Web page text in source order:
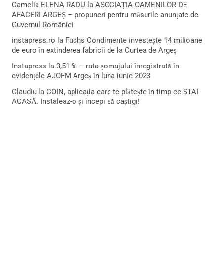
Camelia ELENA RADU la ASOCIAȚIA OAMENILOR DE
AFACERI ARGEȘ – propuneri pentru măsurile anunțate de
Guvernul României
instapress.ro la Fuchs Condimente investește 14 milioane
de euro în extinderea fabricii de la Curtea de Argeș
Instapress la 3,51 % – rata șomajului înregistrată în
evidențele AJOFM Argeș în luna iunie 2023
Claudiu la COIN, aplicația care te plătește în timp ce STAI
ACASĂ. Instaleaz-o și începi să câștigi!